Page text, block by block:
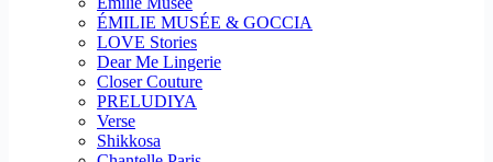
ÉMILIE MUSÉE & GOCCIA
LOVE Stories
Dear Me Lingerie
Closer Couture
PRELUDIYA
Verse
Shikkosa